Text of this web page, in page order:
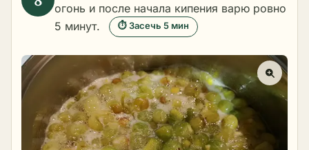
огонь и после начала кипения варю ровно
5 минут.
⏱ Засечь 5 мин